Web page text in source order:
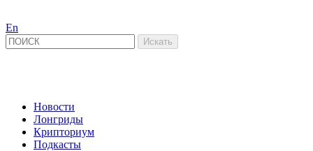
En
Новости
Лонгриды
Крипториум
Подкасты